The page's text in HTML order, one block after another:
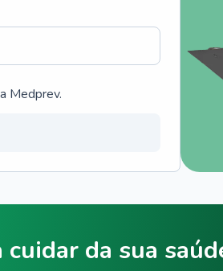
Medprev.
da sua